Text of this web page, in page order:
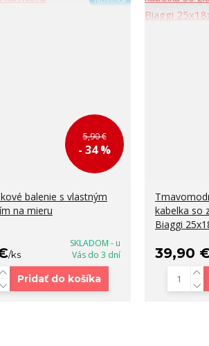
5,90 €
- 34 %
balenie s vlastným
na mieru
/ks
SKLADOM - u
Vás do 3 dní
Pridať do košíka
kabelka so
Biaggi
39,90